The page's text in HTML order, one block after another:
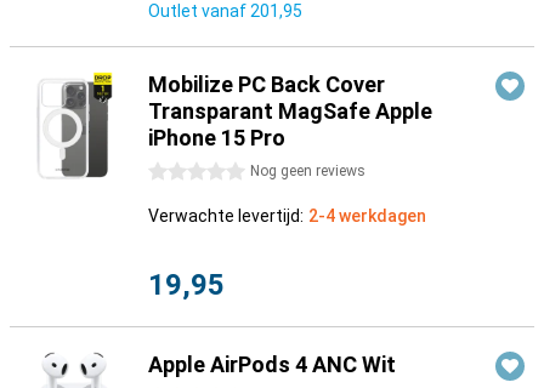
Outlet vanaf 201,95
Mobilize PC Back Cover
Transparant MagSafe Apple
iPhone 15 Pro
0 sterren Nog geen reviews
Verwachte levertijd: 2-4 werkdagen
19,95
Apple AirPods 4 ANC Wit